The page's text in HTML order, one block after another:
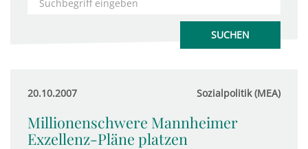
20.10.2007 Sozialpolitik (MEA)
Millionenschwere Mannheimer
Exzellenz-Pläne platzen